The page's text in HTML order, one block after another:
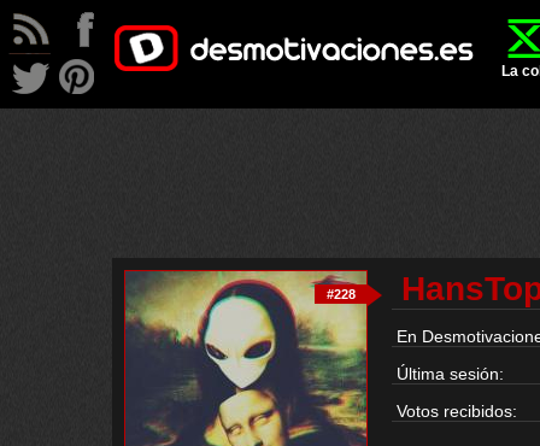
La
#228
En
Última sesión:
Votos recibidos: